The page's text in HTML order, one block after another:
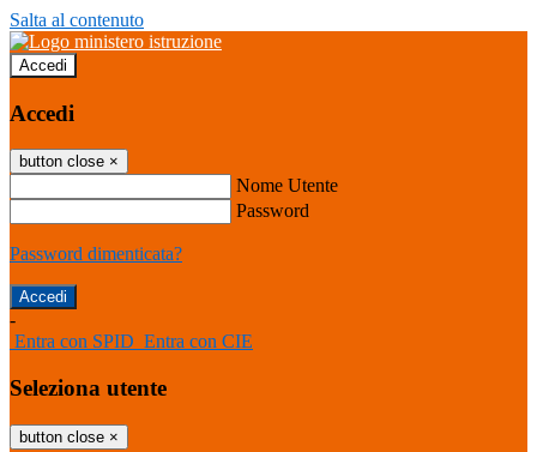
Salta al contenuto
Accedi
Accedi
button close ×
Nome Utente
Password
Password dimenticata?
-
Entra con SPID Entra con CIE
Seleziona utente
button close ×